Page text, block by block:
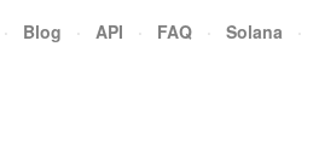
· Blog · API · FAQ · Solana ·